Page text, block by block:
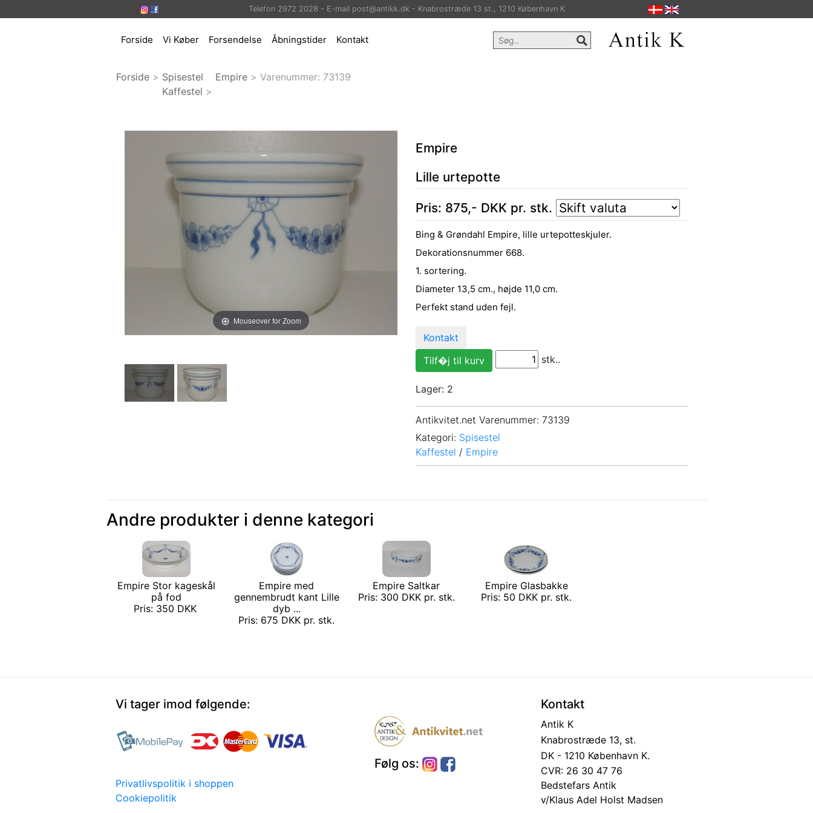
Telefon 2972 2028 - E-mail post@antikk.dk - Knabrostræde 13 st., 1210 København K
Forside Vi Køber Forsendelse Åbningstider Kontakt
Forside > Spisestel
Kaffestel >
Empire > Varenummer: 73139
Mouseover for Zoom
Empire
Lille urtepotte
Pris: 875,- DKK pr. stk.
Bing & Grøndahl Empire, lille urtepotteskjuler.
Dekorationsnummer 668.
1. sortering.
Diameter 13,5 cm., højde 11,0 cm.
Perfekt stand uden fejl.
Kontakt
stk..
Lager: 2
Antikvitet.net Varenummer: 73139
Kategori: Spisestel
Kaffestel / Empire
Andre produkter i denne kategori
Empire Stor kageskål
på fod
Pris: 350 DKK
Empire med
gennembrudt kant Lille
dyb ...
Pris: 675 DKK pr. stk.
Empire Saltkar
Pris: 300 DKK pr. stk.
Empire Glasbakke
Pris: 50 DKK pr. stk.
Vi tager imod følgende:
Privatlivspolitik i shoppen
Cookiepolitik
Følg os:
Kontakt
Antik K
Knabrostræde 13, st.
DK - 1210 København K.
CVR: 26 30 47 76
Bedstefars Antik
v/Klaus Adel Holst Madsen